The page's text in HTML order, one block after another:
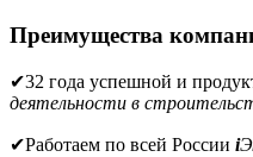
Преимущества
✔32 года успешной и
деятельности в
✔Работаем по всей России i